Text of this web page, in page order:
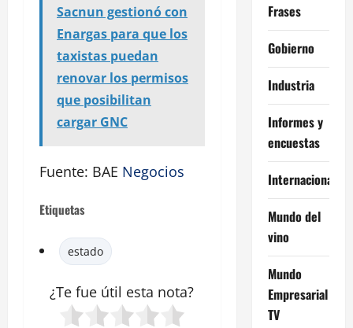
Sacnun gestionó con
Enargas para que los
taxistas puedan
renovar los permisos
que posibilitan
cargar GNC
Fuente: BAE Negocios
Etiquetas
estado
¿Te fue útil esta nota?
Frases
Gobierno
Industria
Informes y
encuestas
Internacional
Mundo del
vino
Mundo
Empresarial
TV